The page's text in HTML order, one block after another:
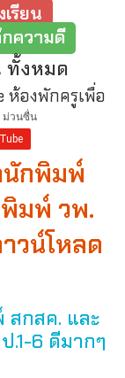
รียน
ความดี
ทั้งหมด
ห้องพักครูเพื่อ
นักพิมพ์
มพ์ วพ.
วน์โหลด
สกสค. และ
.1-6 ดีมากๆ